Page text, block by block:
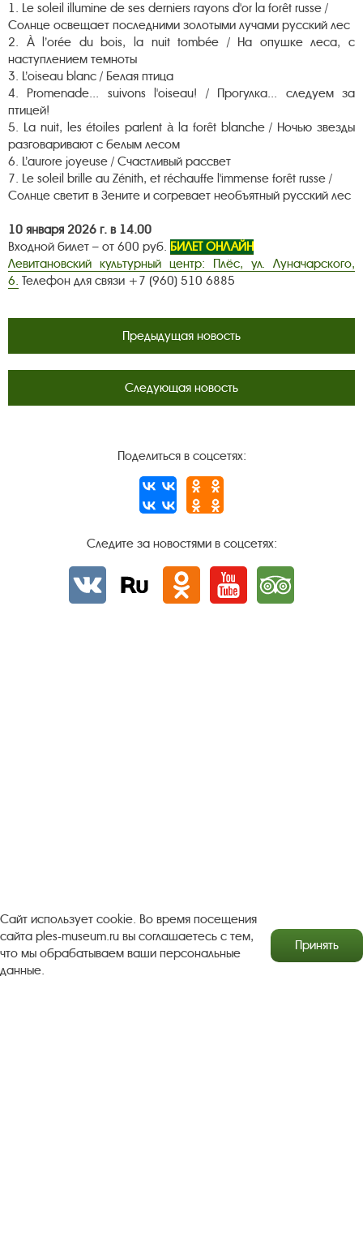
1. Le soleil illumine de ses derniers rayons d'or la forêt russe /
Солнце освещает последними золотыми лучами русский лес
2. À l’orée du bois, la nuit tombée / На опушке леса, с
наступлением темноты
3. L’oiseau blanc / Белая птица
4. Promenade... suivons l'oiseau! / Прогулка... следуем за
птицей!
5. La nuit, les étoiles parlent à la forêt blanche / Ночью звезды
разговаривают с белым лесом
6. L’aurore joyeuse / Счастливый рассвет
7. Le soleil brille au Zénith, et réchauffe l'immense forêt russe /
Солнце светит в Зените и согревает необъятный русский лес
10 января 2026 г. в 14.00
Входной билет – от 600 руб. БИЛЕТ ОНЛАЙН
Левитановский культурный центр: Плёс, ул. Луначарского,
6. Телефон для связи +7 (960) 510 6885
Предыдущая новость
Следующая новость
Поделиться в соцсетях:
Следите за новостями в соцсетях:
Вконтактеrutube Одноклассники
YouTube Трипадвизор
Copyright © http://www.plyos.org Плесский государственный
историко-архитектурный и художественный
музей‑заповедник. Использование и копирование
Сайт использует cookie. Во время посещения
сайта ples-museum.ru вы соглашаетесь с тем,
что мы обрабатываем ваши персональные
данные.
Принять